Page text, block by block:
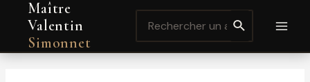
contenu
Maître
Valentin
Simonnet
for:
Navigation
de